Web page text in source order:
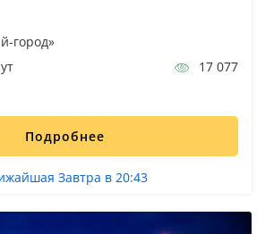
город»
17 077
Подробнее
Завтра в 20:43